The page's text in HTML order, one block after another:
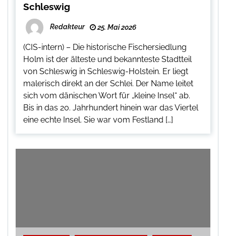
Schleswig
Redakteur 25. Mai 2026
(CIS-intern) – Die historische Fischersiedlung
Holm ist der älteste und bekannteste Stadtteil
von Schleswig in Schleswig-Holstein. Er liegt
malerisch direkt an der Schlei. Der Name leitet
sich vom dänischen Wort für „kleine Insel“ ab.
Bis in das 20. Jahrhundert hinein war das Viertel
eine echte Insel. Sie war vom Festland […]